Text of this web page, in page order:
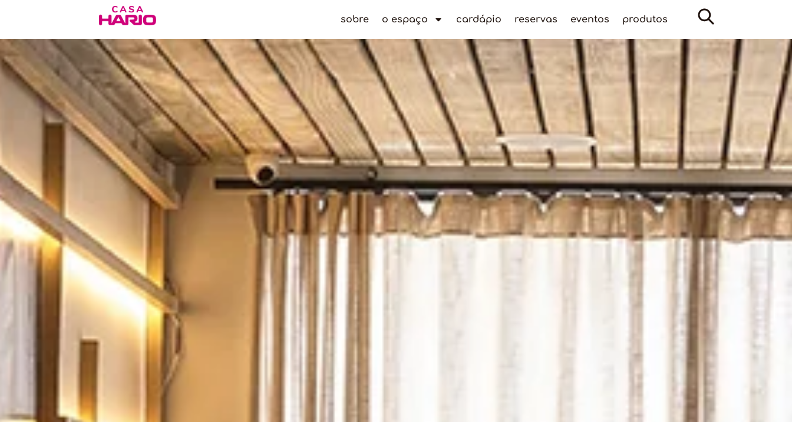
sobre o espaço cardápio reservas eventos produtos